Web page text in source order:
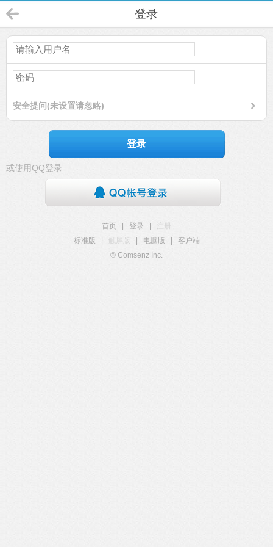
登录
安全提问(未设置请忽略)
登录
或使用QQ登录
首页 登录
注册
标准版
触屏版 电脑版
客户端
© Comsenz Inc.